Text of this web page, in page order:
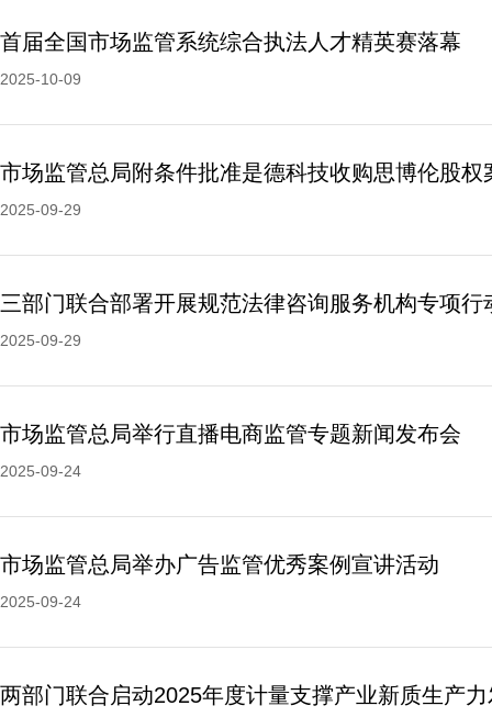
首届全国市场监管系统综合执法人才精英赛落幕
2025-10-09
市场监管总局附条件批准是德科技收购思博伦股权
2025-09-29
三部门联合部署开展规范法律咨询服务机构专项行
2025-09-29
市场监管总局举行直播电商监管专题新闻发布会
2025-09-24
市场监管总局举办广告监管优秀案例宣讲活动
2025-09-24